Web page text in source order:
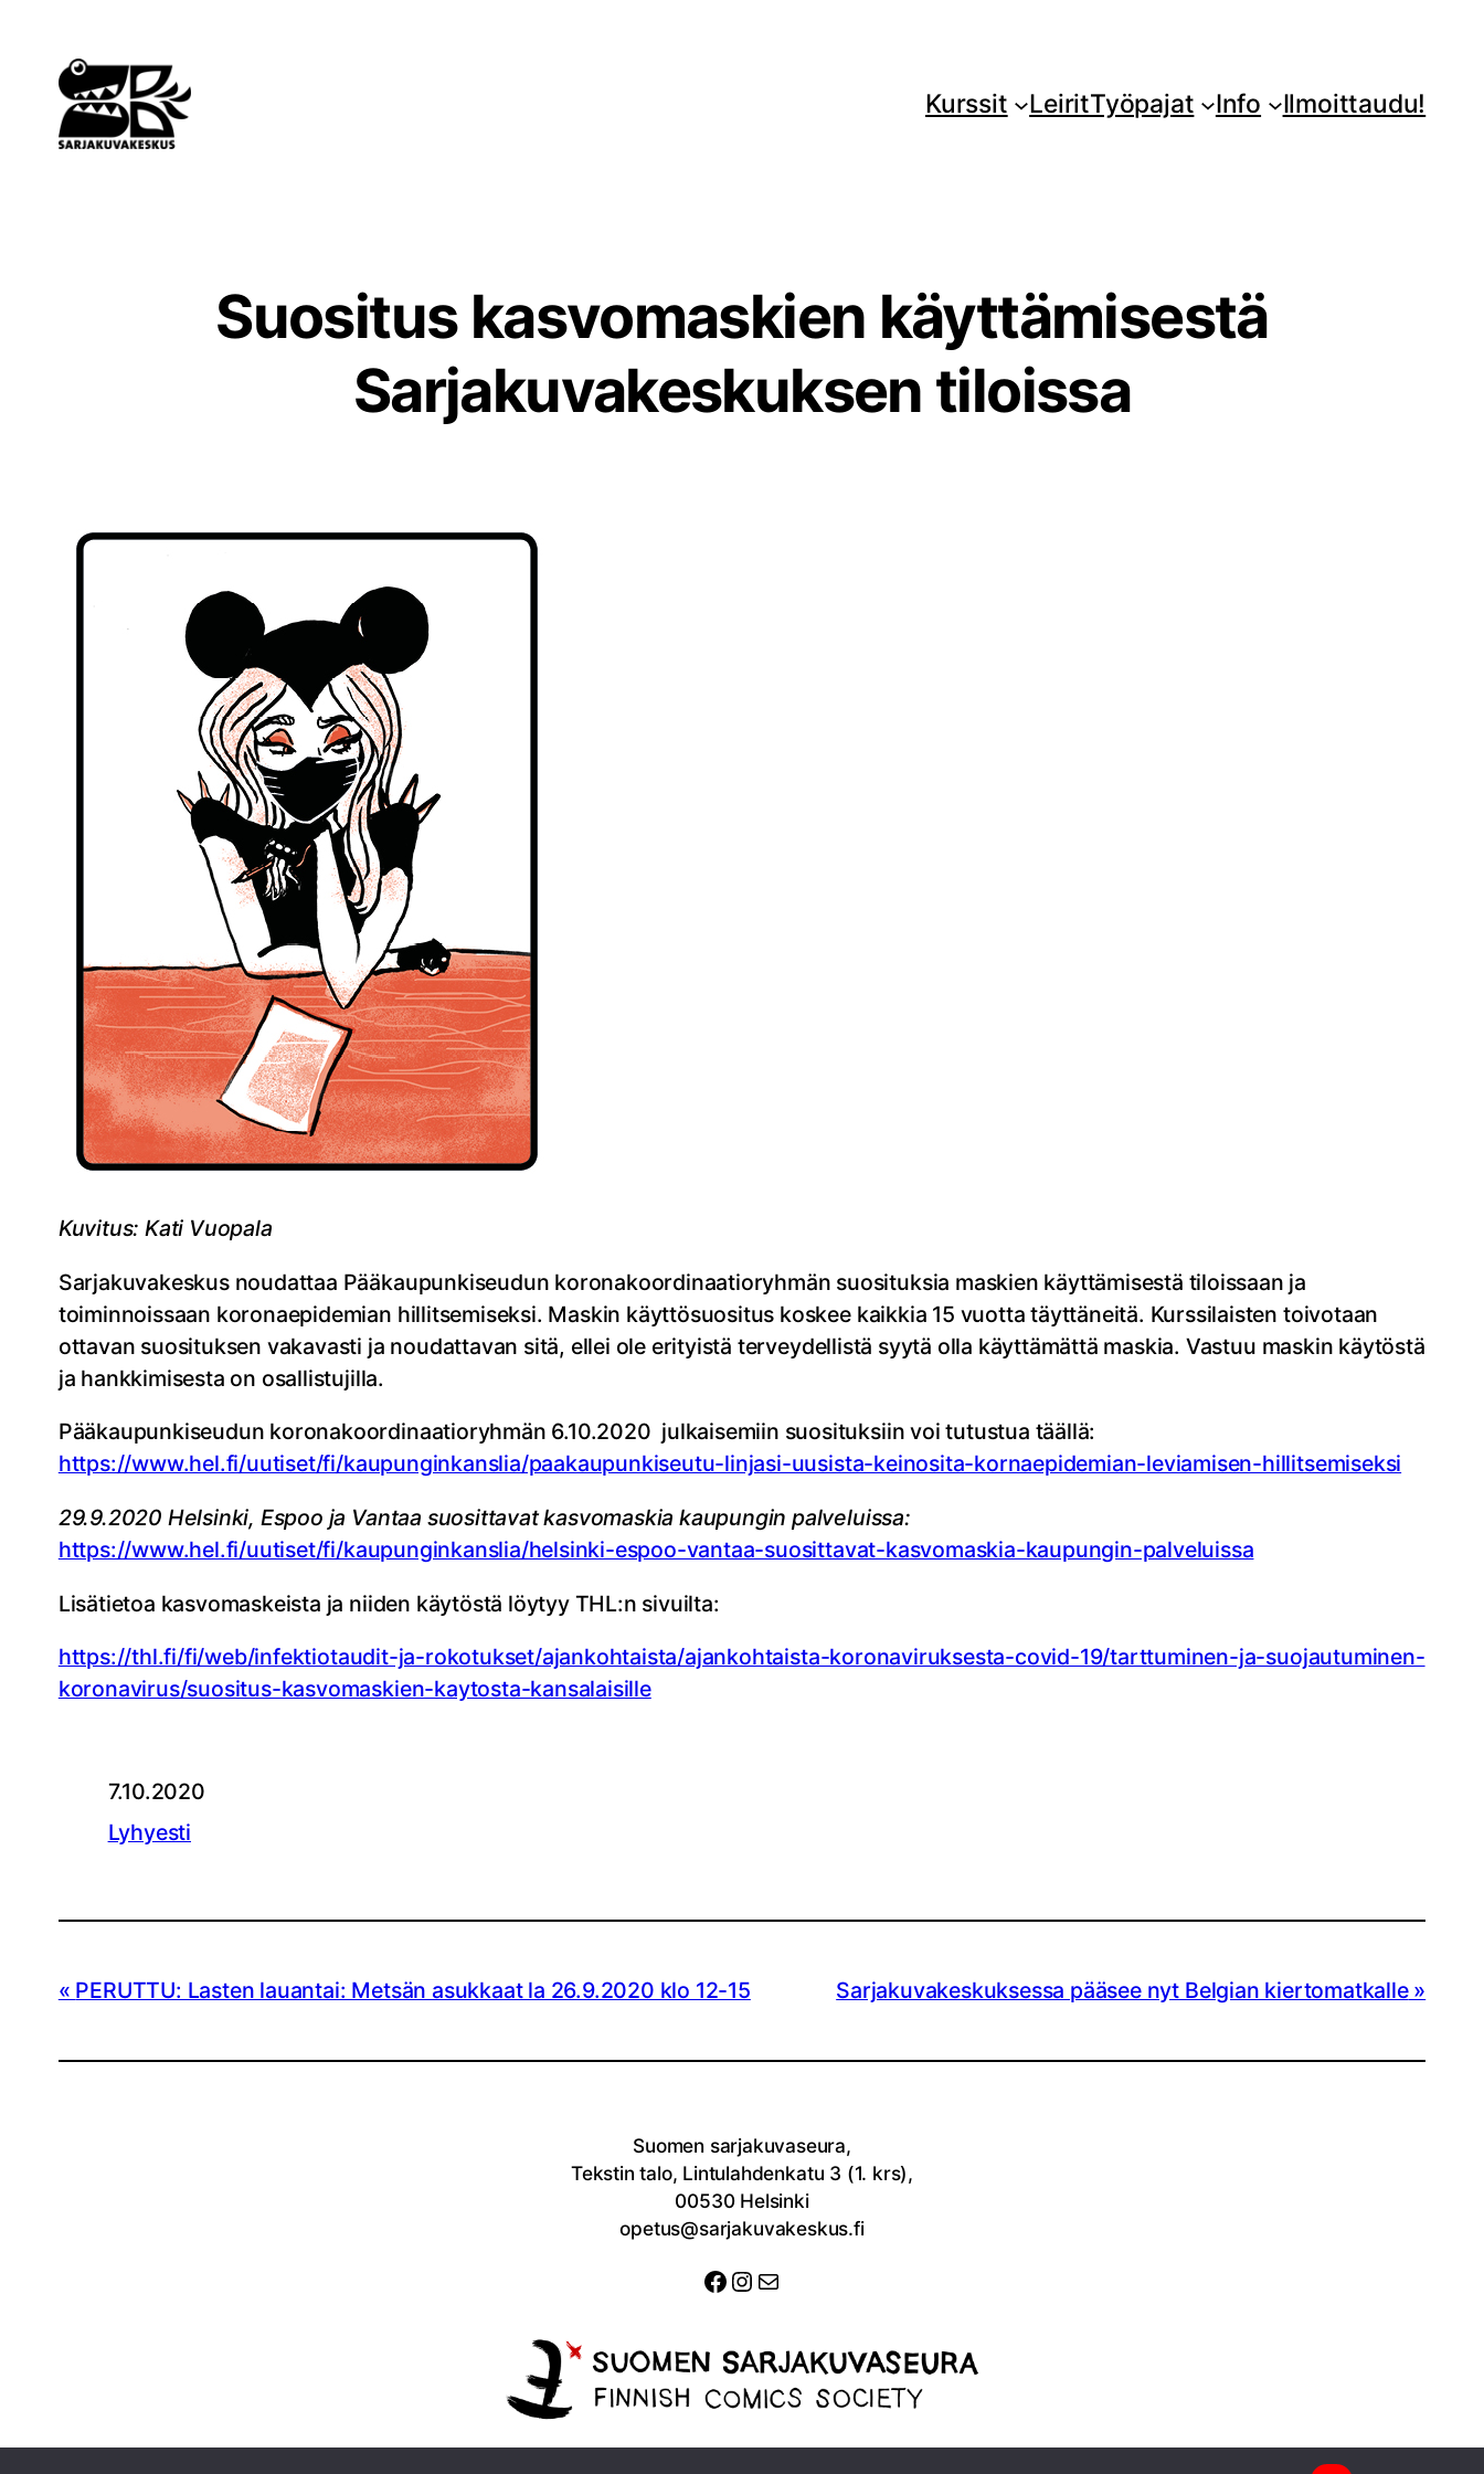
sisältöön
Kurssit LeiritTyöpajat Info Ilmoittaudu!
Suositus kasvomaskien käyttämisestä
Sarjakuvakeskuksen tiloissa
Kuvitus: Kati Vuopala
Sarjakuvakeskus noudattaa Pääkaupunkiseudun koronakoordinaatioryhmän suosituksia maskien käyttämisestä tiloissaan ja
toiminnoissaan koronaepidemian hillitsemiseksi. Maskin käyttösuositus koskee kaikkia 15 vuotta täyttäneitä. Kurssilaisten toivotaan
ottavan suosituksen vakavasti ja noudattavan sitä, ellei ole erityistä terveydellistä syytä olla käyttämättä maskia. Vastuu maskin käytöstä
ja hankkimisesta on osallistujilla.
Pääkaupunkiseudun koronakoordinaatioryhmän 6.10.2020 julkaisemiin suosituksiin voi tutustua täällä:
https://www.hel.fi/uutiset/fi/kaupunginkanslia/paakaupunkiseutu-linjasi-uusista-keinosita-kornaepidemian-leviamisen-hillitsemiseksi
29.9.2020 Helsinki, Espoo ja Vantaa suosittavat kasvomaskia kaupungin palveluissa:
https://www.hel.fi/uutiset/fi/kaupunginkanslia/helsinki-espoo-vantaa-suosittavat-kasvomaskia-kaupungin-palveluissa
Lisätietoa kasvomaskeista ja niiden käytöstä löytyy THL:n sivuilta:
https://thl.fi/fi/web/infektiotaudit-ja-rokotukset/ajankohtaista/ajankohtaista-koronaviruksesta-covid-19/tarttuminen-ja-suojautuminen-
koronavirus/suositus-kasvomaskien-kaytosta-kansalaisille
7.10.2020
Lyhyesti
PERUTTU: Lasten lauantai: Metsän asukkaat la 26.9.2020 klo 12-15 Sarjakuvakeskuksessa pääsee nyt Belgian kiertomatkalle
Suomen sarjakuvaseura,
Tekstin talo, Lintulahdenkatu 3 (1. krs),
00530 Helsinki
opetus@sarjakuvakeskus.fi
Facebook
Instagram
Sähköposti